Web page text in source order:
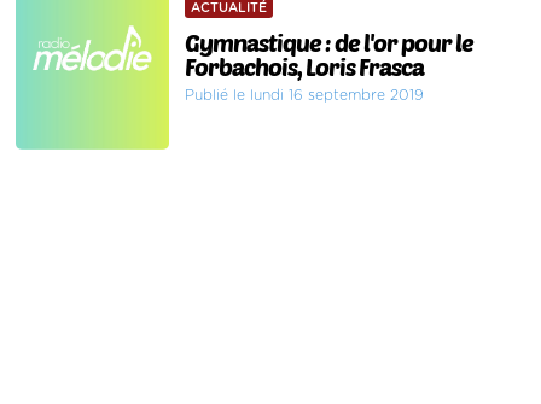
ACTUALITÉ
Gymnastique : de l'or pour le
Forbachois, Loris Frasca
Publié le lundi 16 septembre 2019